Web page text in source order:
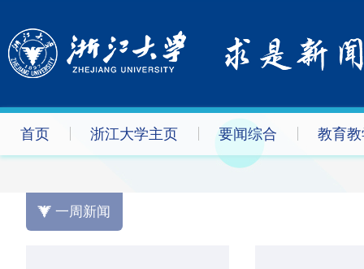
首页 浙江大学主页 要闻综合 教育
一周新闻